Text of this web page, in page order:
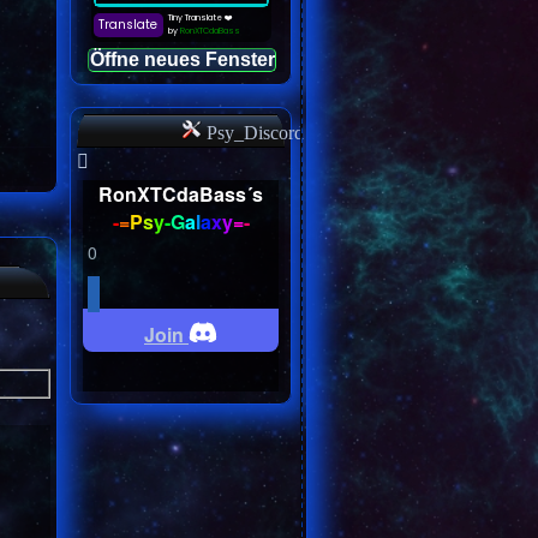
Öffne neues Fenster
Psy_Discord
RonXTCdaBass´s
-=Psy-Galaxy=-
0
Join